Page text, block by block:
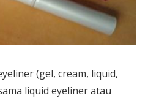
(gel, cream, liquid,
liquid eyeliner atau